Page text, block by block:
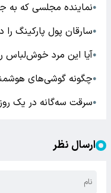
●نماینده مجلسی که به
●سارقان پول پارکینگ را
●آیا این مرد خوش‌لباس
●چگونه گوشی‌های
●سرقت سه‌گانه در یک
ارسال نظر